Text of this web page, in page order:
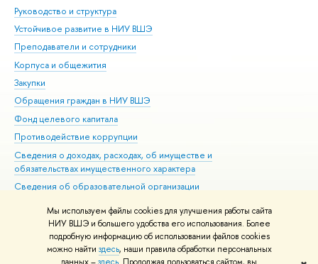
Мы используем файлы cookies для улучшения работы сайта
НИУ ВШЭ и большего удобства его использования. Более
подробную информацию об использовании файлов cookies
можно найти здесь, наши правила обработки персональных
Руководство и структура
Устойчивое развитие в НИУ ВШЭ
Преподаватели и сотрудники
Корпуса и общежития
Закупки
Обращения граждан в НИУ ВШЭ
Фонд целевого капитала
Противодействие коррупции
Сведения о доходах, расходах, об имуществе и
обязательствах имущественного характера
Сведения об образовательной организации
Людям с ограниченными возможностями здоровья
Единая платежная страница
Работа в Вышке